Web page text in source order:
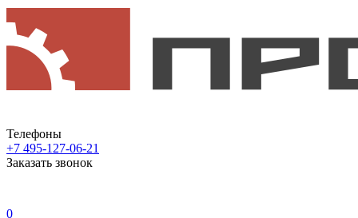
Телефоны
+7 495-127-06-21
Заказать звонок
0